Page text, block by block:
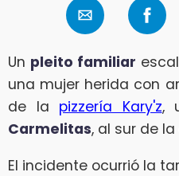
Un pleito familiar
una mujer herida con
de la pizzería Kary'z,
Carmelitas, al sur de
El incidente ocurrió la